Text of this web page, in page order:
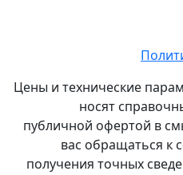
Цены и технические
носят
публичной офертой в
вас обращаться к
получения точных